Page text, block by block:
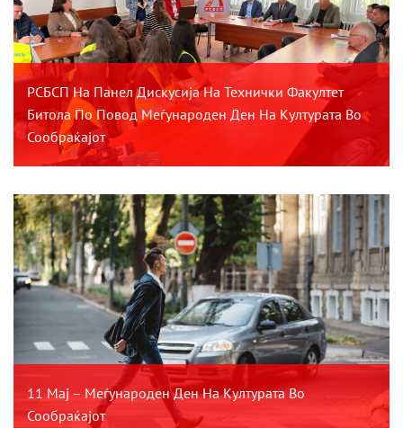
РСБСП На Панел Дискусија На Технички Факултет
Битола По Повод Меѓународен Ден На Културата Во
Сообраќајот
11 Мај – Меѓународен Ден На Културата Во
Сообраќајот